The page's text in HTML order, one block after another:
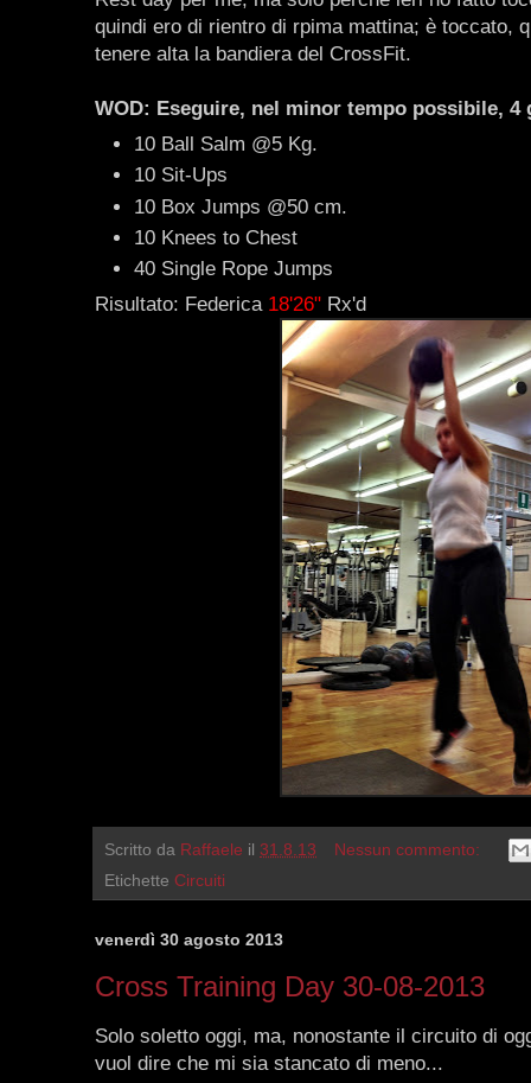
quindi ero di rientro di rpima mattina; è toccato,
tenere alta la bandiera del CrossFit.
WOD: Eseguire, nel minor tempo possibile,
10 Ball Salm @5 Kg.
10 Sit-Ups
10 Box Jumps @50 cm.
10 Knees to Chest
40 Single Rope Jumps
Risultato: Federica 18'26" Rx'd
Scritto da Raffaele il 31.8.13
Nessun commento:
Etichette Circuiti
venerdì 30 agosto 2013
Cross Training Day 30-08-2013
Solo soletto oggi, ma, nonostante il circuito di
vuol dire che mi sia stancato di meno...